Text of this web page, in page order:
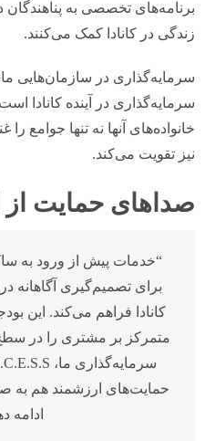
برنامه‌های تخصصی به
زندگی در کانادا کمک می‌کنند.
سرمایه‌گذاری در آینده کانادا
خانواده‌های آنها نه تنها جوامع
نیز تقویت می‌کند.
صداهای حمایت از
“خدمات پیش از ورود به
برای تصمیم‌گیری آگاهانه
کانادا فراهم می‌کند. این
متمرکز بر مشتری را در
حمایت‌های ارزشمند هم به
ادامه